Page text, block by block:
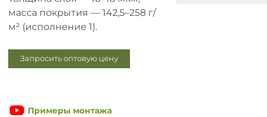
масса покрытия — 142,5–258 г/
м² (исполнение 1).
Запросить оптовую цену
Примеры монтажа